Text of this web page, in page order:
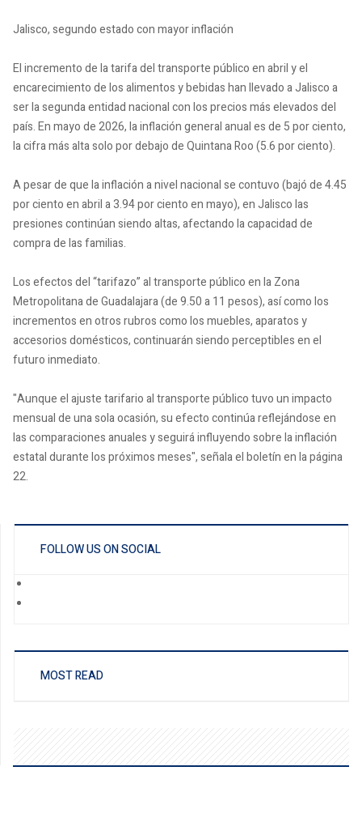
Jalisco, segundo estado con mayor inflación
El incremento de la tarifa del transporte público en abril y el
encarecimiento de los alimentos y bebidas han llevado a Jalisco a
ser la segunda entidad nacional con los precios más elevados del
país. En mayo de 2026, la inflación general anual es de 5 por ciento,
la cifra más alta solo por debajo de Quintana Roo (5.6 por ciento).
A pesar de que la inflación a nivel nacional se contuvo (bajó de 4.45
por ciento en abril a 3.94 por ciento en mayo), en Jalisco las
presiones continúan siendo altas, afectando la capacidad de
compra de las familias.
Los efectos del “tarifazo” al transporte público en la Zona
Metropolitana de Guadalajara (de 9.50 a 11 pesos), así como los
incrementos en otros rubros como los muebles, aparatos y
accesorios domésticos, continuarán siendo perceptibles en el
futuro inmediato.
"Aunque el ajuste tarifario al transporte público tuvo un impacto
mensual de una sola ocasión, su efecto continúa reflejándose en
las comparaciones anuales y seguirá influyendo sobre la inflación
estatal durante los próximos meses", señala el boletín en la página
22.
FOLLOW US ON SOCIAL
MOST READ